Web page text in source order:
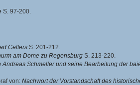
S. 97-200.
Celters S. 201-212.
am Dome zu Regensburg S. 213-220.
Andreas Schmeller und seine Bearbeitung der
von: Nachwort der Vorstandschaft des